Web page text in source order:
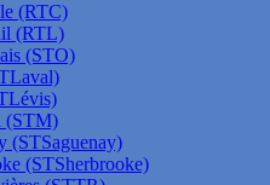
(RTC)
(RTL)
(STO)
(STM)
(STSaguenay)
(STSherbrooke)